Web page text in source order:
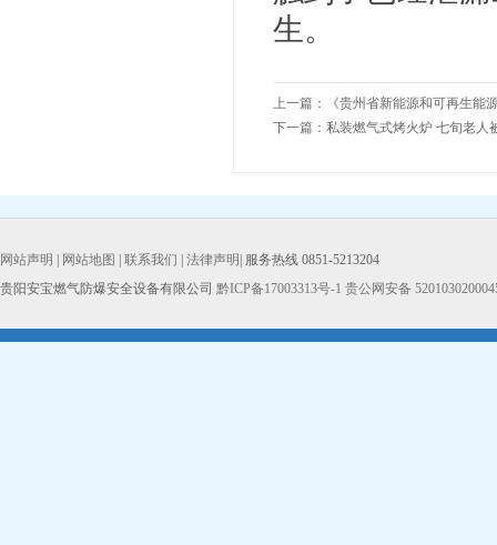
生。
上一篇：
《贵州省新能源和可再生能
下一篇： 私装燃气式烤火炉 七旬老人
网站声明 网站地图 联系我们 法律声明 | 服务热线 0851-5213204
贵阳安宝燃气防爆安全设备有限公司 黔ICP备17003313号-1 贵公网安备